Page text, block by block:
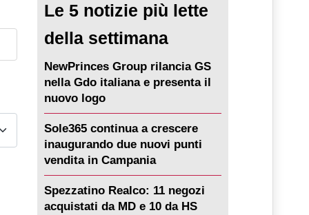
Le 5 notizie più lette
della settimana
NewPrinces Group rilancia GS
nella Gdo italiana e presenta il
nuovo logo
Sole365 continua a crescere
inaugurando due nuovi punti
vendita in Campania
Spezzatino Realco: 11 negozi
acquistati da MD e 10 da HS